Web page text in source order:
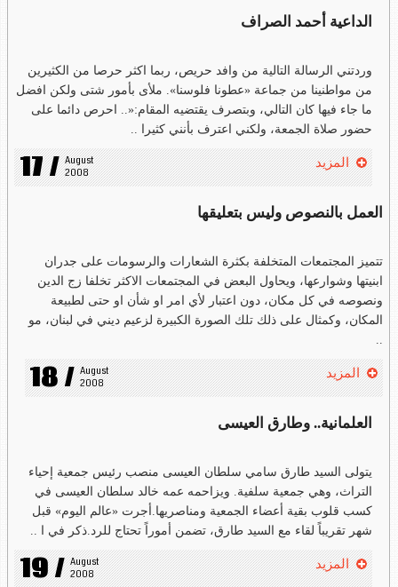
الداعية أحمد الصراف
وردتني الرسالة التالية من وافد حريص، ربما اكثر حرصا من الكثيرين
من مواطنينا من جماعة «عطونا فلوسنا». ملأى بأمور شتى ولكن افضل
ما جاء فيها كان التالي، وبتصرف يقتضيه المقام:«.. احرص دائما على
حضور صلاة الجمعة، ولكني اعترف بأنني كثيرا ..
17 / August
2008
المزيد
العمل بالنصوص وليس بتعليقها
تتميز المجتمعات المتخلفة بكثرة الشعارات والرسومات على جدران
ابنيتها وشوارعها، ويحاول البعض في المجتمعات الاكثر تخلفا زج الدين
ونصوصه في كل مكان، دون اعتبار لأي امر او شأن او حتى لطبيعة
المكان، وكمثال على ذلك تلك الصورة الكبيرة لزعيم ديني في لبنان، مو
..
18 / August
2008
المزيد
العلمانية.. وطارق العيسى
يتولى السيد طارق سامي سلطان العيسى منصب رئيس جمعية إحياء
التراث، وهي جمعية سلفية. ويزاحمه عمه خالد سلطان العيسى في
كسب قلوب بقية أعضاء الجمعية ومناصريها.أجرت «عالم اليوم» قبل
شهر تقريباً لقاء مع السيد طارق، تضمن أموراً تحتاج للرد.ذكر في ا ..
19 / August
2008
المزيد